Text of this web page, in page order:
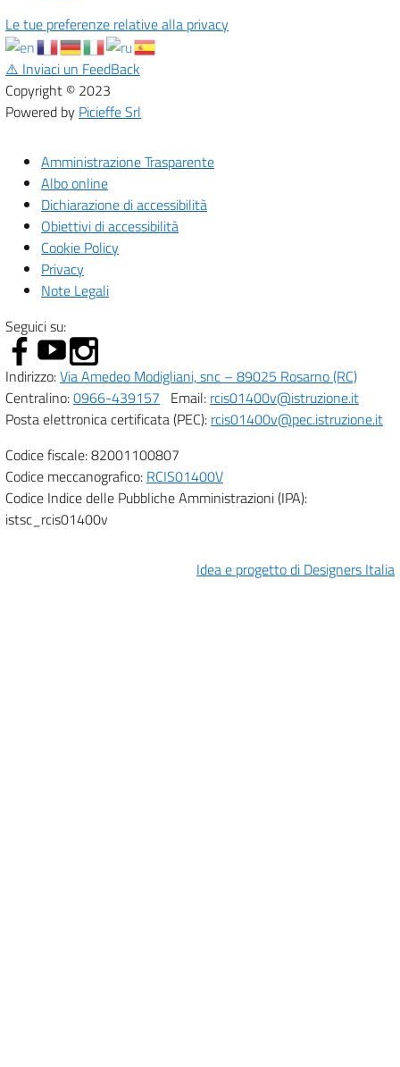
Le tue preferenze relative alla privacy
⚠️ Inviaci un FeedBack
Copyright © 2023
Powered by Picieffe Srl
Amministrazione Trasparente
Albo online
Dichiarazione di accessibilità
Obiettivi di accessibilità
Cookie Policy
Privacy
Note Legali
Seguici su:
Indirizzo:Via Amedeo Modigliani, snc – 89025 Rosarno (RC)
Centralino:0966-439157 Email: rcis01400v@istruzione.it
Posta elettronica certificata (PEC): rcis01400v@pec.istruzione.it
Codice fiscale: 82001100807
Codice meccanografico: RCIS01400V
Codice Indice delle Pubbliche Amministrazioni (IPA):
istsc_rcis01400v
Idea e progetto di Designers Italia